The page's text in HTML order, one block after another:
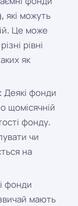
які можуть
Це може
рівні
як
Деякі фонди
щомісячній
фонду.
чи
на
фонди
мають